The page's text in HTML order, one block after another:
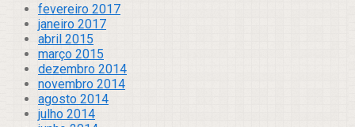
fevereiro 2017
janeiro 2017
abril 2015
março 2015
dezembro 2014
novembro 2014
agosto 2014
julho 2014